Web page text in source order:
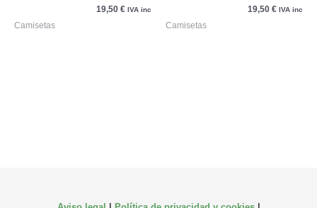
19,50 € IVA inc
Camisetas
19,50 € IVA inc
Camisetas